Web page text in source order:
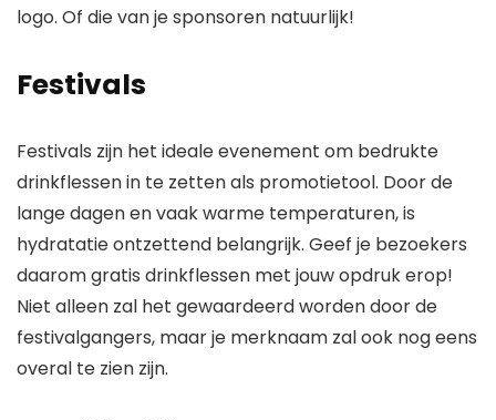
logo. Of die van je sponsoren natuurlijk!
Festivals
Festivals zijn het ideale evenement om bedrukte
drinkflessen in te zetten als promotietool. Door de
lange dagen en vaak warme temperaturen, is
hydratatie ontzettend belangrijk. Geef je bezoekers
daarom gratis drinkflessen met jouw opdruk erop!
Niet alleen zal het gewaardeerd worden door de
festivalgangers, maar je merknaam zal ook nog eens
overal te zien zijn.